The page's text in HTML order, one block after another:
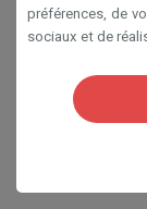
préférences, de
sociaux et de